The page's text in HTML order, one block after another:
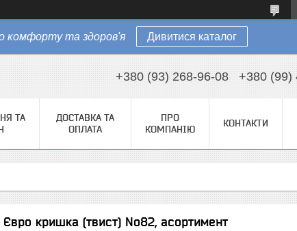
комфорту та здоров'я Дивитися каталог
+380 (93) 268-96-08 +380 (99)
ТА
ДОСТАВКА ТА
ОПЛАТА
ПРО
КОМПАНІЮ
КОНТАКТИ
Євро кришка (твист) No82, асортимент